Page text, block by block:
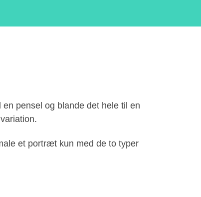
pensel og blande det hele til en
et portræt kun med de to typer